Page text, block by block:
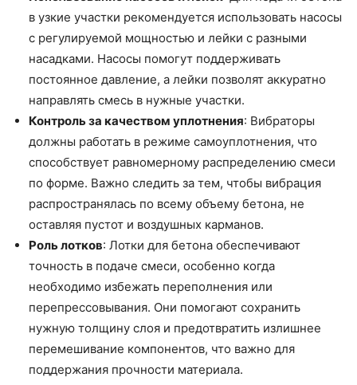
в узкие участки рекомендуется использовать насосы
с регулируемой мощностью и лейки с разными
насадками. Насосы помогут поддерживать
постоянное давление, а лейки позволят аккуратно
направлять смесь в нужные участки.
Контроль за качеством уплотнения: Вибраторы
должны работать в режиме самоуплотнения, что
способствует равномерному распределению смеси
по форме. Важно следить за тем, чтобы вибрация
распространялась по всему объему бетона, не
оставляя пустот и воздушных карманов.
Роль лотков: Лотки для бетона обеспечивают
точность в подаче смеси, особенно когда
необходимо избежать переполнения или
перепрессовывания. Они помогают сохранить
нужную толщину слоя и предотвратить излишнее
перемешивание компонентов, что важно для
поддержания прочности материала.